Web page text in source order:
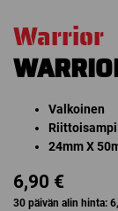
Warrior
Valkoinen
24mm X
6,90 €
30 päivän alin hinta: